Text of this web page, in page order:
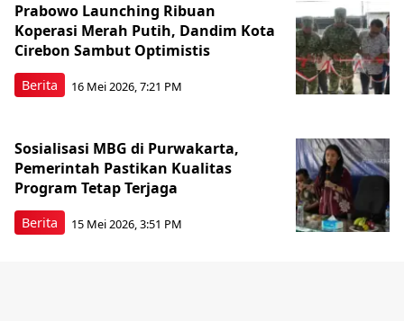
Berita
Prabowo Launching Ribuan
Koperasi Merah Putih, Dandim Kota
Cirebon Sambut Optimistis
16 Mei 2026, 7:21 PM
Berita
Sosialisasi MBG di Purwakarta,
Pemerintah Pastikan Kualitas
Program Tetap Terjaga
15 Mei 2026, 3:51 PM